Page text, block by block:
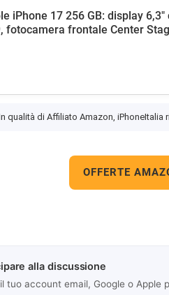
iPhone 17 256 GB: display
fotocamera frontale Center
qualità di Affiliato Amazon,
OFFERTE
alla discussione
tuo account email, Google o Apple